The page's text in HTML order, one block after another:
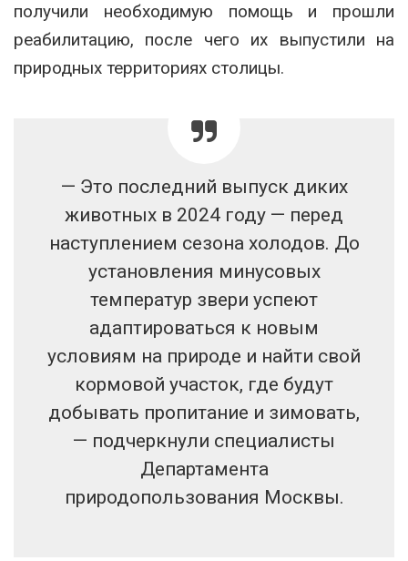
получили необходимую помощь и прошли
реабилитацию, после чего их выпустили на
природных территориях столицы.
— Это последний выпуск диких
животных в 2024 году — перед
наступлением сезона холодов. До
установления минусовых
температур звери успеют
адаптироваться к новым
условиям на природе и найти свой
кормовой участок, где будут
добывать пропитание и зимовать,
— подчеркнули специалисты
Департамента
природопользования Москвы.